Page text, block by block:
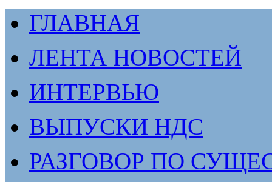
ГЛАВНАЯ
ЛЕНТА НОВОСТЕЙ
ИНТЕРВЬЮ
ВЫПУСКИ НДС
РАЗГОВОР ПО